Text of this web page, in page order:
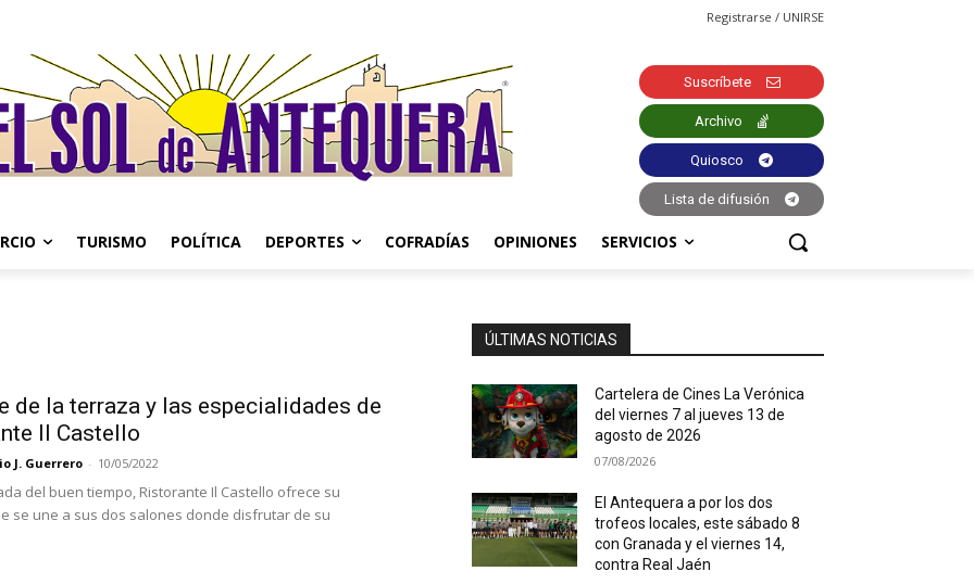
Registrarse / UNIRSE
Suscríbete
Archivo
Quiosco
Lista de difusión
TURISMO POLÍTICA DEPORTES COFRADÍAS OPINIONES SERVICIOS
de la terraza y las especialidades de
Il Castello
J. Guerrero - 10/05/2022
del buen tiempo, Ristorante Il Castello ofrece su
se une a sus dos salones donde disfrutar de su
ÚLTIMAS NOTICIAS
Cartelera de Cines La Verónica
del viernes 7 al jueves 13 de
agosto de 2026
07/08/2026
El Antequera a por los dos
trofeos locales, este sábado 8
con Granada y el viernes 14,
contra Real Jaén